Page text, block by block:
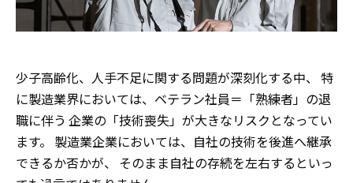
少子高齢化、人手不足に関する問題が深刻化する中、
特
に製造業界においては、ベテラン社員＝「熟練者」の退
職に伴う 企業の「技術喪失」が大きなリスクとなってい
ます。
製造業企業においては、自社の技術を後進へ継承
できるか否かが、
そのまま自社の存続を左右するといっ